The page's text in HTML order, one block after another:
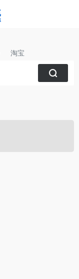
淘宝